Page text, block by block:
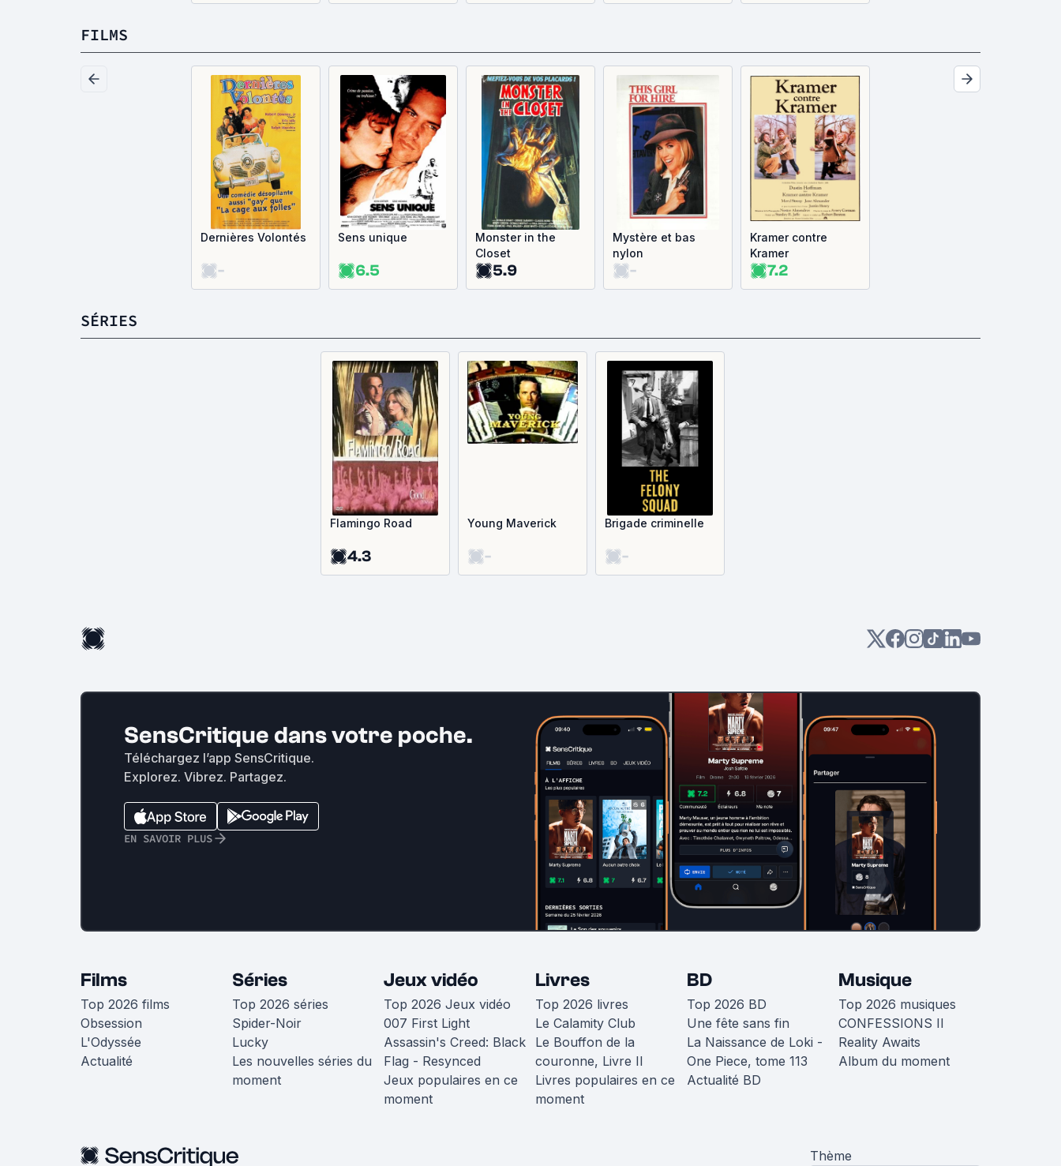
FILMS
Dernières Volontés
-
Sens unique
6.5
Monster in the
Closet
5.9
Mystère et bas
nylon
-
Kramer contre
Kramer
7.2
SÉRIES
Flamingo Road
4.3
Young Maverick
-
Brigade criminelle
-
SensCritique dans votre poche.
Téléchargez l’app SensCritique.
Explorez. Vibrez. Partagez.
EN SAVOIR PLUS
Films
Top 2026 films
Obsession
L'Odyssée
Actualité
Séries
Top 2026 séries
Spider-Noir
Lucky
Les nouvelles séries du
moment
Jeux vidéo
Top 2026 Jeux vidéo
007 First Light
Assassin's Creed: Black
Flag - Resynced
Jeux populaires en ce
moment
Livres
Top 2026 livres
Le Calamity Club
Le Bouffon de la
couronne, Livre II
Livres populaires en ce
moment
BD
Top 2026 BD
Une fête sans fin
La Naissance de Loki -
One Piece, tome 113
Actualité BD
Musique
Top 2026 musiques
CONFESSIONS II
Reality Awaits
Album du moment
Thème